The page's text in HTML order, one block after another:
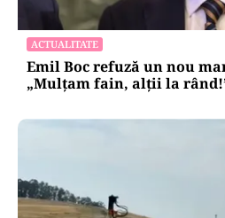
ACTUALITATE
Emil Boc refuză un nou
„Mulțam fain, alții la